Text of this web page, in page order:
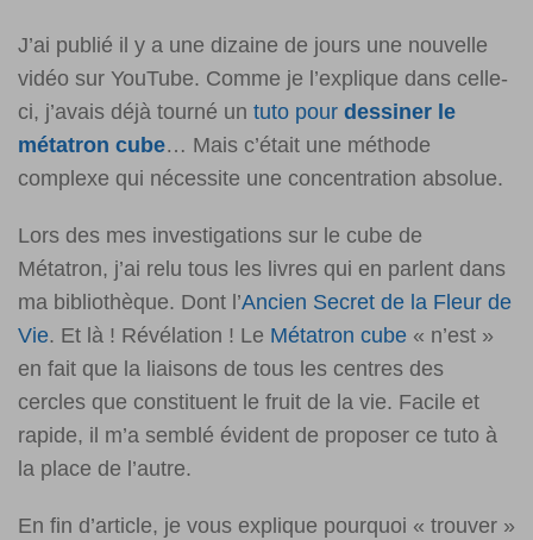
J’ai publié il y a une dizaine de jours une nouvelle
vidéo sur YouTube. Comme je l’explique dans celle-
ci, j’avais déjà tourné un tuto pour dessiner le
métatron cu be… Mais c’était une méthode
complexe qui nécessite une concentration absolue.
Lors des mes investigations sur le cube de
Métatron, j’ai relu tous les livres qui en parlent dans
ma bibliothèque. Dont l’Ancien Secret de la Fleur de
Vie. Et là ! Révélation ! Le Métatron cube « n’est »
en fait que la liaisons de tous les centres des
cercles que constituent le fruit de la vie. Facile et
rapide, il m’a semblé évident de proposer ce tuto à
la place de l’autre.
En fin d’article, je vous explique pourquoi « trouver »